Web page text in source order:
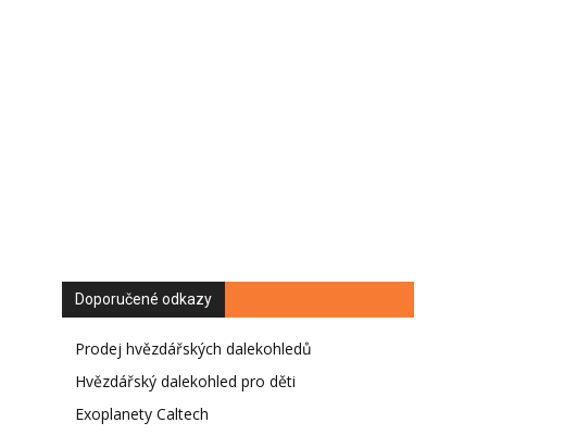
Doporučené odkazy
Prodej hvězdářských dalekohledů
Hvězdářský dalekohled pro děti
Exoplanety Caltech